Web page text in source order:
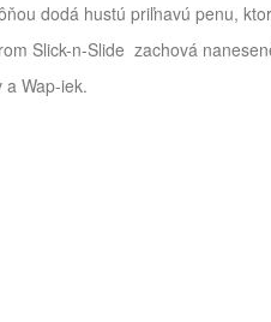
dodá hustú priľnavú penu,
Slick-n-Slide zachová
Wap-iek.